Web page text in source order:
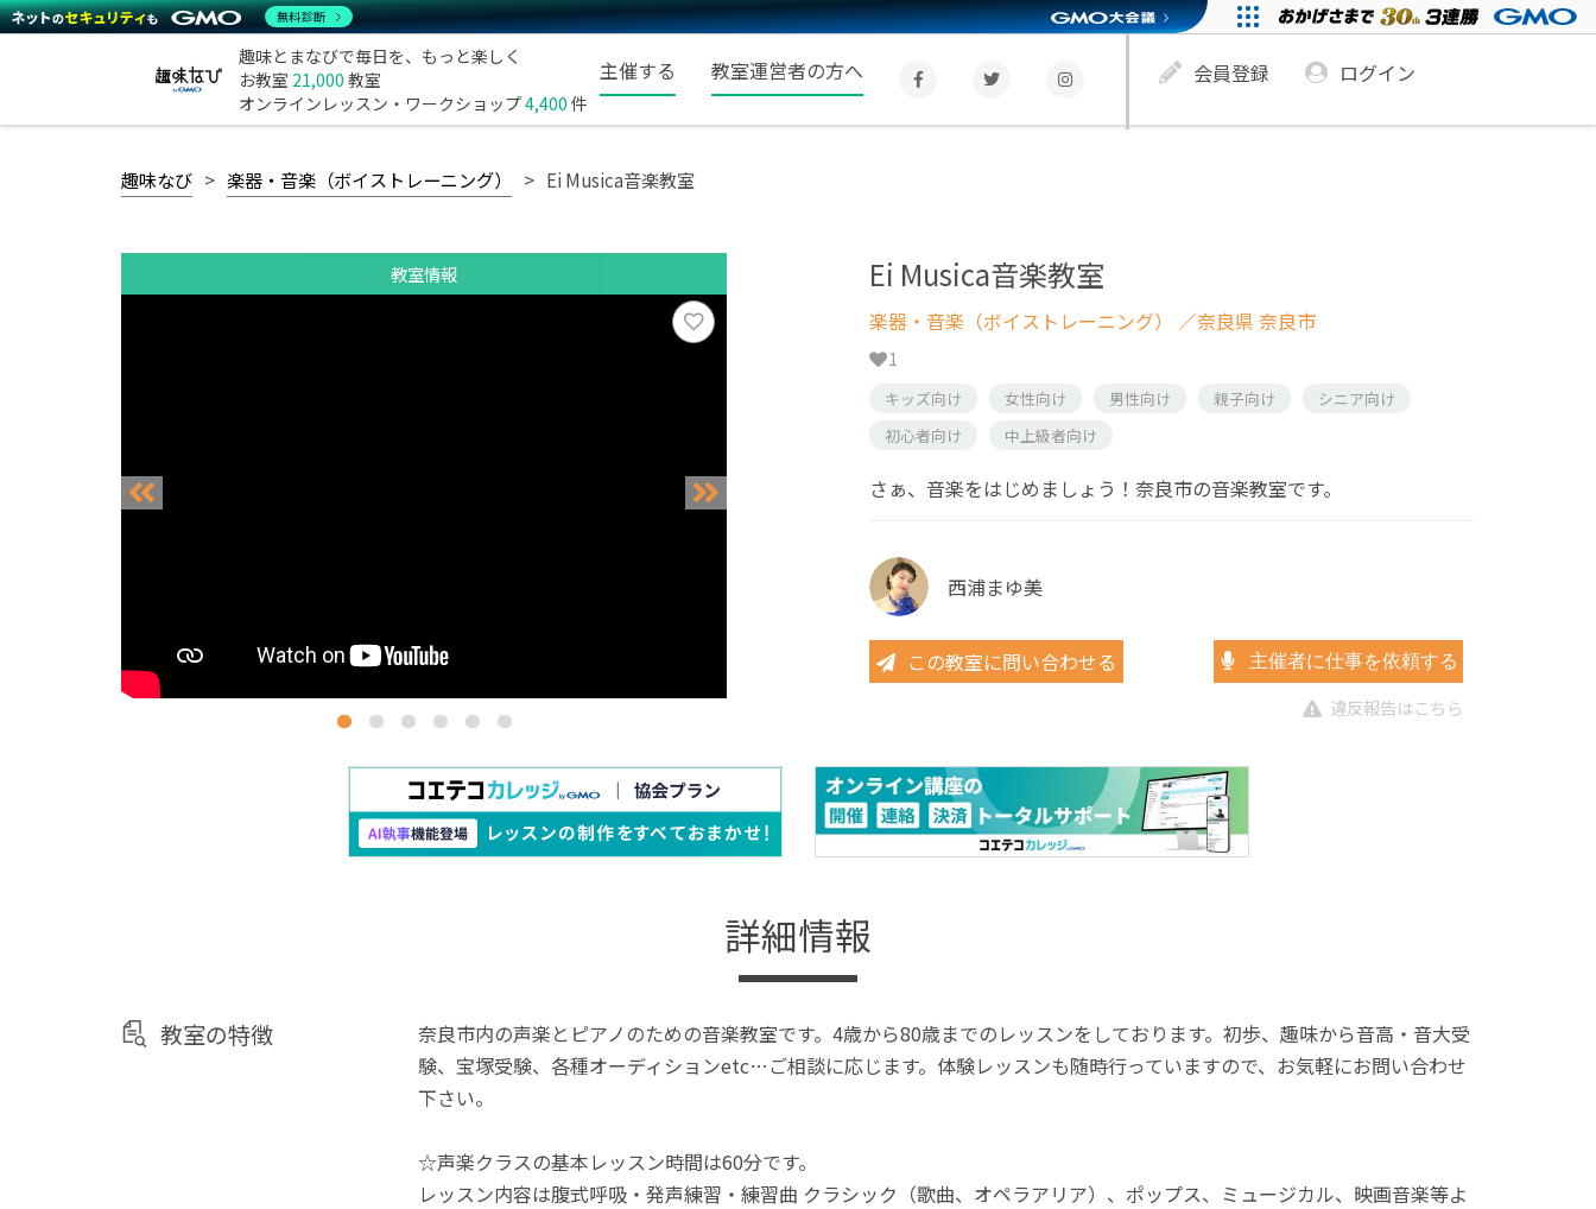
趣味とまなびで毎日を、もっと楽しく
お教室 21,000 教室
オンラインレッスン・ワークショップ4,400 件
主催する 教室運営者の方へ 会員登録 ログイン
趣味なび 楽器・音楽（ボイストレーニング） Ei Musica音楽教室
教室情報 Ei Musica音楽教室
楽器・音楽（ボイストレーニング） ／奈良県 奈良市
1
キッズ向け 女性向け 男性向け 親子向け
シニア向け
初心者向け
中上級者向け
さぁ、音楽をはじめましょう！奈良市の音楽教室です。
西浦まゆ美
この教室に問い合わせる 主催者に仕事を依頼する
違反報告はこちら
詳細情報
教室の特徴
奈良市内の声楽とピアノのための音楽教室です。4歳から80歳までのレッスンをしております。初歩、趣味から音高・音大受
験、宝塚受験、各種オーディションetc…ご相談に応じます。体験レッスンも随時行っていますので、お気軽にお問い合わせ
下さい。
☆声楽クラスの基本レッスン時間は60分です。
レッスン内容は腹式呼吸・発声練習・練習曲 クラシック（歌曲、オペラアリア）、ポップス、ミュージカル、映画音楽等よ
無料診断